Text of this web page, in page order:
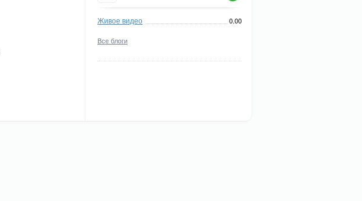
Живое видео 0.00
Все блоги